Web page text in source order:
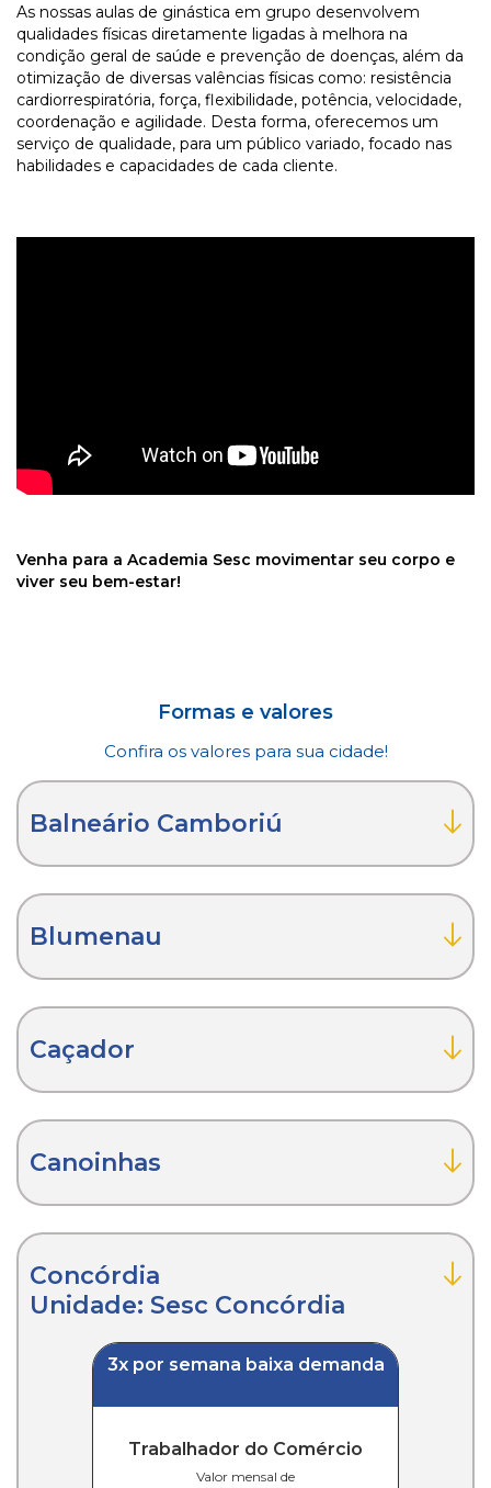
As nossas aulas de ginástica em grupo desenvolvem
qualidades físicas diretamente ligadas à melhora na
condição geral de saúde e prevenção de doenças, além da
otimização de diversas valências físicas como: resistência
cardiorrespiratória, força, flexibilidade, potência, velocidade,
coordenação e agilidade. Desta forma, oferecemos um
serviço de qualidade, para um público variado, focado nas
habilidades e capacidades de cada cliente.
Venha para a Academia Sesc movimentar seu corpo e
viver seu bem-estar!
Formas e valores
Confira os valores para sua cidade!
Balneário Camboriú
Blumenau
Caçador
Canoinhas
Concórdia
Unidade: Sesc Concórdia
3x por semana baixa demanda
Trabalhador do Comércio
Valor mensal de